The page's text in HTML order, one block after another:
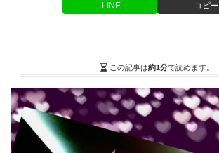
LINE コピー
この記事は約1分で読めます。